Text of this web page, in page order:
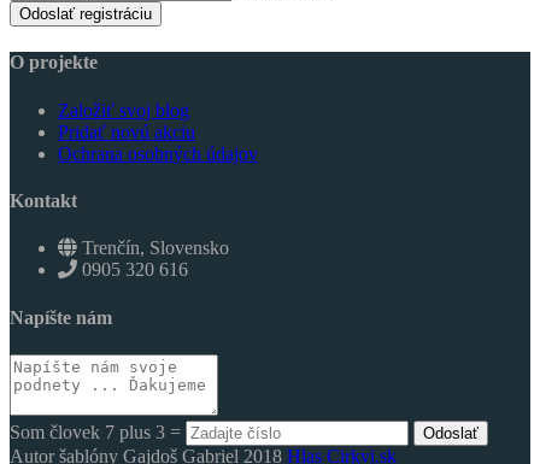
Odoslať registráciu
O projekte
Založiť svoj blog
Pridať novú akciu
Ochrana osobných údajov
Kontakt
Trenčín, Slovensko
0905 320 616
Napíšte nám
Som človek 7 plus 3 = Odoslať
Autor šablóny Gajdoš Gabriel 2018 Hlas Cirkvi.sk